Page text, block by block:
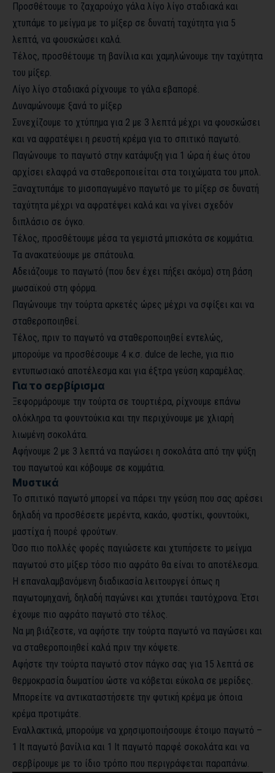
Προσθέτουμε το ζαχαρούχο γάλα λίγο λίγο σταδιακά και
χτυπάμε το μείγμα με το μίξερ σε δυνατή ταχύτητα για 5
λεπτά, να φουσκώσει καλά.
Τέλος, προσθέτουμε τη βανίλια και χαμηλώνουμε την ταχύτητα
του μίξερ.
Λίγο λίγο σταδιακά ρίχνουμε το γάλα εβαπορέ.
Δυναμώνουμε ξανά το μίξερ
Συνεχίζουμε το χτύπημα για 2 με 3 λεπτά μέχρι να φουσκώσει
και να αφρατέψει η ρευστή κρέμα για το σπιτικό παγωτό.
Παγώνουμε το παγωτό στην κατάψυξη για 1 ώρα ή έως ότου
αρχίσει ελαφρά να σταθεροποιείται στα τοιχώματα του μπολ.
Ξαναχτυπάμε το μισοπαγωμένο παγωτό με το μίξερ σε δυνατή
ταχύτητα μέχρι να αφρατέψει καλά και να γίνει σχεδόν
διπλάσιο σε όγκο.
Τέλος, προσθέτουμε μέσα τα γεμιστά μπισκότα σε κομμάτια.
Τα ανακατεύουμε με σπάτουλα.
Αδειάζουμε το παγωτό (που δεν έχει πήξει ακόμα) στη βάση
μωσαϊκού στη φόρμα.
Παγώνουμε την τούρτα αρκετές ώρες μέχρι να σφίξει και να
σταθεροποιηθεί.
Τέλος, πριν το παγωτό να σταθεροποιηθεί εντελώς,
μπορούμε να προσθέσουμε 4 κ.σ. dulce de leche, για πιο
εντυπωσιακό αποτέλεσμα και για έξτρα γεύση καραμέλας.
Για το σερβίρισμα
Ξεφορμάρουμε την τούρτα σε τουρτιέρα, ρίχνουμε επάνω
ολόκληρα τα φουντούκια και την περιχύνουμε με χλιαρή
λιωμένη σοκολάτα.
Αφήνουμε 2 με 3 λεπτά να παγώσει η σοκολάτα από την ψύξη
του παγωτού και κόβουμε σε κομμάτια.
Μυστικά
Το σπιτικό παγωτό μπορεί να πάρει την γεύση που σας αρέσει
δηλαδή να προσθέσετε μερέντα, κακάο, φυστίκι, φουντούκι,
μαστίχα ή πουρέ φρούτων.
Όσο πιο πολλές φορές παγιώσετε και χτυπήσετε το μείγμα
παγωτού στο μίξερ τόσο πιο αφράτο θα είναι το αποτέλεσμα.
Η επαναλαμβανόμενη διαδικασία λειτουργεί όπως η
παγωτομηχανή, δηλαδή παγώνει και χτυπάει ταυτόχρονα. Έτσι
έχουμε πιο αφράτο παγωτό στο τέλος.
Να μη βιάζεστε, να αφήστε την τούρτα παγωτό να παγώσει και
να σταθεροποιηθεί καλά πριν την κόψετε.
Αφήστε την τούρτα παγωτό στον πάγκο σας για 15 λεπτά σε
θερμοκρασία δωματίου ώστε να κόβεται εύκολα σε μερίδες.
Μπορείτε να αντικαταστήσετε την φυτική κρέμα με όποια
κρέμα προτιμάτε.
Εναλλακτικά, μπορούμε να χρησιμοποιήσουμε έτοιμο παγωτό –
1 lt παγωτό βανίλια και 1 lt παγωτό παρφέ σοκολάτα και να
σερβίρουμε με το ίδιο τρόπο που περιγράφεται παραπάνω.